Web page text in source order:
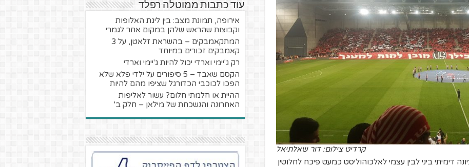
קרדיט צילום: דור שאלתיאל
ביני לבין עצמי לאלכוהוליסט כמעט פיכח לחלוטין
עוד כתבות ממוטלה רפלד
אירופה, תמונת מצב: בין ליגת האלופות
וקבוצות שהראש שלהן במקום אחר לגמרי
המתקאמבקים – בהשראת זלאטן, על 3
קאמבקים זכורים במיוחד
רק ג'יימי וארדי יכול להיות ג'יימי וארדי
הקסם שאבד – 5 סיפורים על ילדי פלא שלא
הפכו לכוכבי הכדורגל שציפו מהם להיות
ההיית או חלמתי חלום? עשור לאליפות
האחרונה והנשכחת של מילאן – חלק ב'